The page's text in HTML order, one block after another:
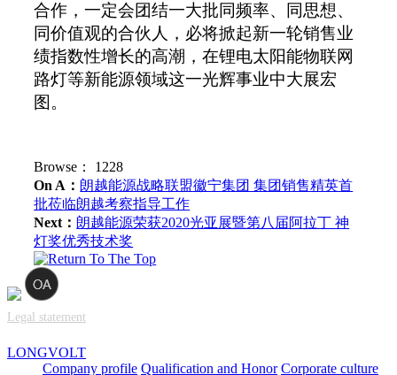
合作，一定会团结一大批同频率、同思想、
同价值观的合伙人 ， 必将掀起新一轮销售业
绩指数性增长的高潮 ，在锂电太阳能物联网
路灯等新能源领域这一光辉事业中大展宏
图。
Browse： 1228
On A：朗越能源战略联盟徽宁集团 集团销售精英首
批莅临朗越考察指导工作
Next：朗越能源荣获2020光亚展暨第八届阿拉丁 神
灯奖优秀技术奖
Legal statement
LONGVOLT
Company profile Qualification and Honor Corporate culture